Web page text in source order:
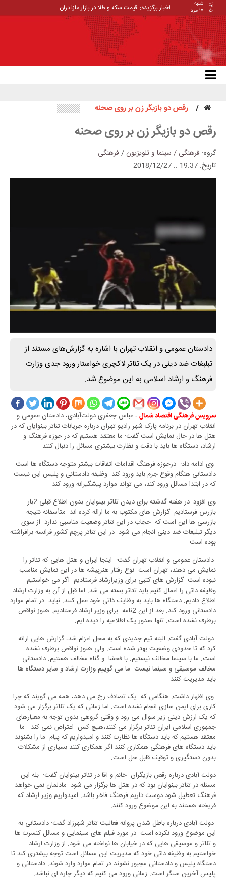
۱۴۰۵
شنبه
۱۷ مرد
اخبار برگزیده: قیمت سکه و طلا در بازار مازندران
رقص دو بازیگر زن بر روی صحنه
رقص دو بازیگر زن بر روی صحنه
گروه: فرهنگی / سینما و تلویزیون/ فرهنگی
تاریخ: 19:37 :: 2018/12/27
دادستان عمومی و انقلاب تهران با اشاره به گزارش‌های مستند از
تبلیغات ضد دینی در یک تئاتر لاکچری خواستار ورود جدی وزارت
فرهنگ و ارشاد اسلامی به این موضوع شد.
سرویس فرهنگی اقتصاد شمال ، عباس جعفری دولت‌آبادی، دادستان عمومی و
انقلاب تهران در برنامه پارک شهر رادیو تهران درباره جریانات تئاتر بینوایان که در
هتل ها در حال نمایش است گفت: ما معتقد هستیم که در حوزه فرهنگ و
ارشاد، دستگاه ها باید با دقت و نظارت بیشتری مسائل را دنبال کنند.
وی ادامه داد: درحوزه فرهنگ اقدامات اتفاقات بیشتر متوجه دستگاه ها است.
دادستانی هنگام وقوع جرم باید ورود کند. وظیفه دادستانی و پلیس این نیست
که در ابتدا مسائل ورود کند، می تواند موارد پیشگیرانه ورود کند.
وی افزود: در هفته گذشته برای دیدن تئاتر بینوایان بدون اطلاع قبلی 2بار
بازرس فرستادیم. گزارش های مکتوب به ما ارائه کرده اند. متأسفانه نتیجه
بازرسی ها این است که حجاب در این تئاتر وضعیت مناسبی ندارد. از سوی
دیگر تبلیغات ضد دینی انجام می شود. در این تئاتر پرچم کشور فرانسه برافراشته
بوده است.
دادستان عمومی و انقلاب تهران گفت: اینجا ایران و هتل هایی که تئاتر را
نمایش می دهند، تهران است. نوع رفتار هنرپیشه ها در این نمایش مناسب
نبوده است. گزارش های کتبی برای وزیرارشاد فرستادیم. اگر می خواستیم
وظیفه ذاتی را اعمال کنیم باید تتاتر بسته می شد. اما قبل از آن به وزارت ارشاد
اطلاع دادیم. دستگاه ها باید به وظایف ذاتی خود عمل کنند. نباید در تمام موارد
دادستانی ورود کند. بعد از این 2نامه برای وزیر ارشاد فرستادیم. هنوز نواقص
برطرف نشده است. تنها صدور یک اطلاعیه را دیده ایم.
دولت آبادی گفت: البته تیم جدیدی که به محل اعزام شد، گزارش هایی ارائه
کرد که تا حدودی وضعیت بهتر شده است. ولی هنوز نواقص برطرف نشده
است. ما با سینما مخالف نیستیم. با فحشا و گناه مخالف هستیم. دادستانی
مخالف موسیقی و سینما نیست. ما می گوییم وزارت ارشاد و سایر دستگاه ها
باید مدیریت کنند.
وی اظهار داشت: هنگامی که یک تصادف رخ می دهد، همه می گویند که چرا
کاری برای ایمن سازی انجام نشده است. اما زمانی که یک تئاتر برگزار می شود
که یک ارزش دینی زیر سوال می رود و وقتی گروهی بدون توجه به معیارهای
جمهوری اسلامی ایران تئاتر برگزار می کنند،هیچ کس اعتراض نمی کند. ما
معتقد هستیم که باید دستگاه ها نظارت کنند و امیدواریم که پیام ما را بشنوند.
باید دستگاه های فرهنگی همکاری کنند اگر همکاری کنند بسیاری از مشکلات
بدون دستگیری و توقیف قابل حل است.
دولت آبادی درباره رقص بازیگران خانم و آقا در تئاتر بینوایان گفت: بله این
مسئله در تئاتر بینوایان بود که در هتل ها برگزار می شود. مادلمان نمی خواهد
فرهنگ تعطیل شود دوست داریم فرهنگ فاخر باشد. امیدواریم وزیر ارشاد که
فریخته هستند به این موضوع ورود کنند.
دولت آبادی درباره باطل شدن پروانه فعالیت تئاتر شهرزاد گفت: دادستانی به
این موضوع ورود نکرده است. در مورد فیلم های سینمایی و مسائل کنسرت ها
و تئاتر و موسیقی هایی که در خیابان ها نواخته می شود. از وزارت ارشاد
خواستیم به وظیفه ذاتی خود که مدیریت این مسائل است توجه بیشتری کند تا
دستگاه پلیس و دادستانی مجبور نشوند در تمام موارد وارد شوند. دادستانی و
پلیس آخرین سنگر است. زمانی ورود می کنیم که دیگر چاره ای نباشد.